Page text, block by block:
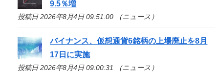
9.5％増
投稿日 2026年8月4日 09:51:00 （ニュース）
バイナンス、仮想通貨6銘柄の上場廃止を8月
17日に実施
投稿日 2026年8月4日 09:00:31 （ニュース）